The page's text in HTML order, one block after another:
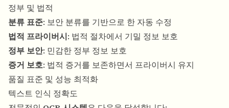
정부 및 법적
분류 표준: 보안 분류를 기반으로 한 자동 수정
법적 프라이버시: 법적 절차에서 기밀 정보 보호
정부 보안: 민감한 정부 정보 보호
증거 보호: 법적 증거를 보존하면서 프라이버시 유지
품질 표준 및 성능 최적화
텍스트 인식 정확도